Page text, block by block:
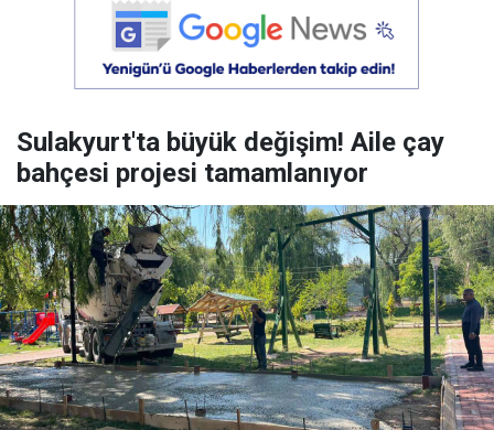
Sulakyurt'ta büyük değişim! Aile çay
bahçesi projesi tamamlanıyor